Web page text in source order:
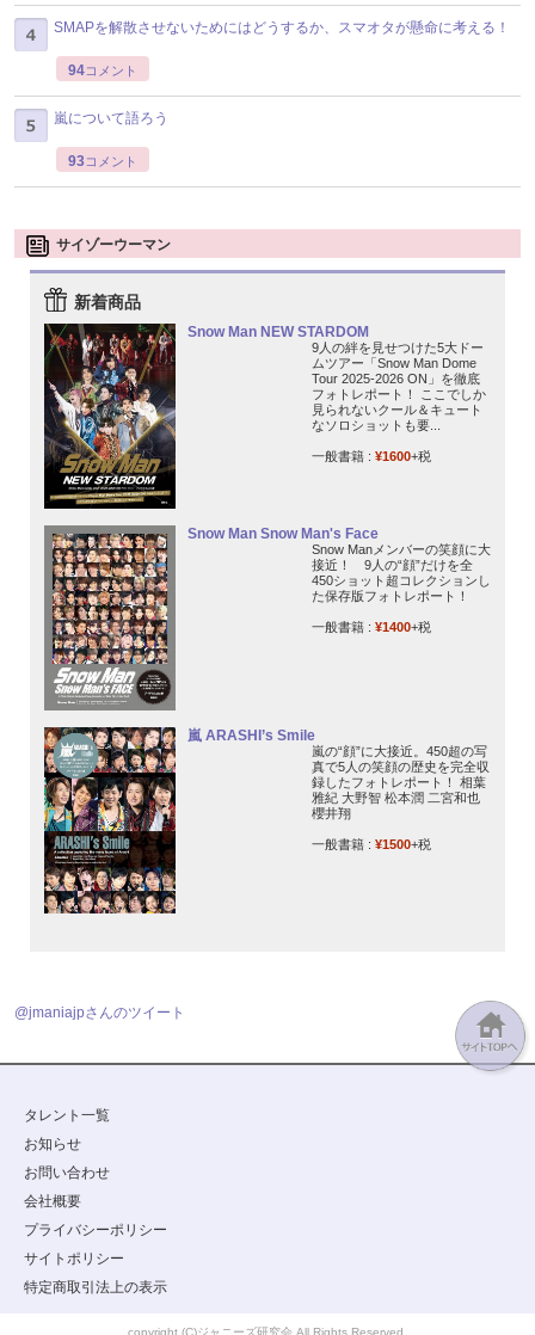
SMAPを解散させないためにはどうするか、スマオタが懸命に考える！
94コメント
嵐について語ろう
93コメント
サイゾーウーマン
新着商品
Snow Man NEW STARDOM
9人の絆を見せつけた5大ドー
ムツアー「Snow Man Dome
Tour 2025-2026 ON」を徹底
フォトレポート！ ここでしか
見られないクール＆キュート
なソロショットも要...
一般書籍 : ¥1600+税
Snow Man Snow Man's Face
Snow Manメンバーの笑顔に大
接近！ 9人の“顔”だけを全
450ショット超コレクションし
た保存版フォトレポート！
一般書籍 : ¥1400+税
嵐 ARASHI’s Smile
嵐の“顔”に大接近。450超の写
真で5人の笑顔の歴史を完全収
録したフォトレポート！ 相葉
雅紀 大野智 松本潤 二宮和也
櫻井翔
一般書籍 : ¥1500+税
@jmaniajpさんのツイート
タレント一覧
お知らせ
お問い合わせ
会社概要
プライバシーポリシー
サイトポリシー
特定商取引法上の表示
copyright (C)ジャニーズ研究会 All Rights Reserved.